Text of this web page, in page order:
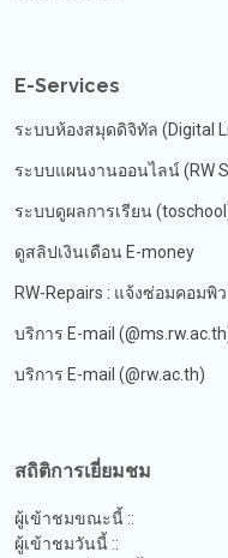
E-Services
ระบบห้องสมุดดิจิทัล (Digital
ระบบแผนงานออนไลน์ (RW
ระบบดูผลการเรียน
ดูสลิปเงินเดือน E-money
RW-Repairs : แจ้งซ่อมคอมพิว
บริการ E-mail
บริการ E-mail (@rw.ac.th)
สถิติการเยี่ยมชม
ผู้เข้าชมขณะนี้ ::
ผู้เข้าชมวันนี้ ::